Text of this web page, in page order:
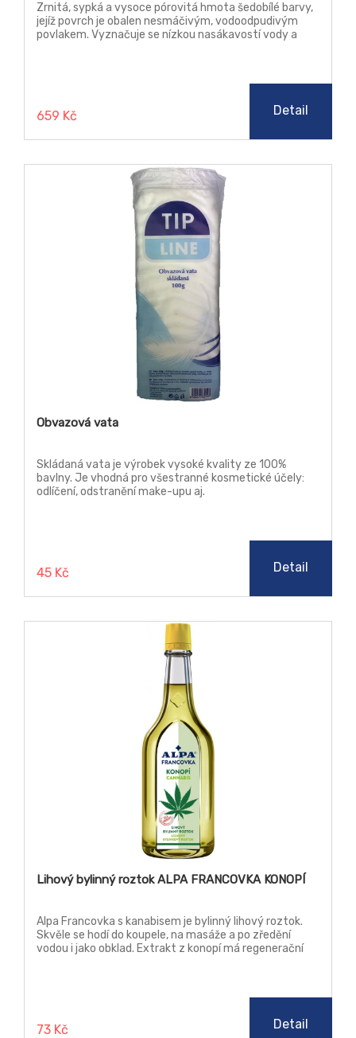
Zrnitá, sypká a vysoce pórovitá hmota šedobílé barvy,
jejíž povrch je obalen nesmáčivým, vodoodpudivým
povlakem. Vyznačuje se nízkou nasákavostí vody a
produktů absorbuje přednostně ropné produkty.
659 Kč Detail
Obvazová vata
Skládaná vata je výrobek vysoké kvality ze 100%
bavlny. Je vhodná pro všestranné kosmetické účely:
odlíčení, odstranění make-upu aj.
45 Kč Detail
Lihový bylinný roztok ALPA FRANCOVKA KONOPÍ
Alpa Francovka s kanabisem je bylinný lihový roztok.
Skvěle se hodí do koupele, na masáže a po zředění
vodou i jako obklad. Extrakt z konopí má regenerační
73 Kč Detail